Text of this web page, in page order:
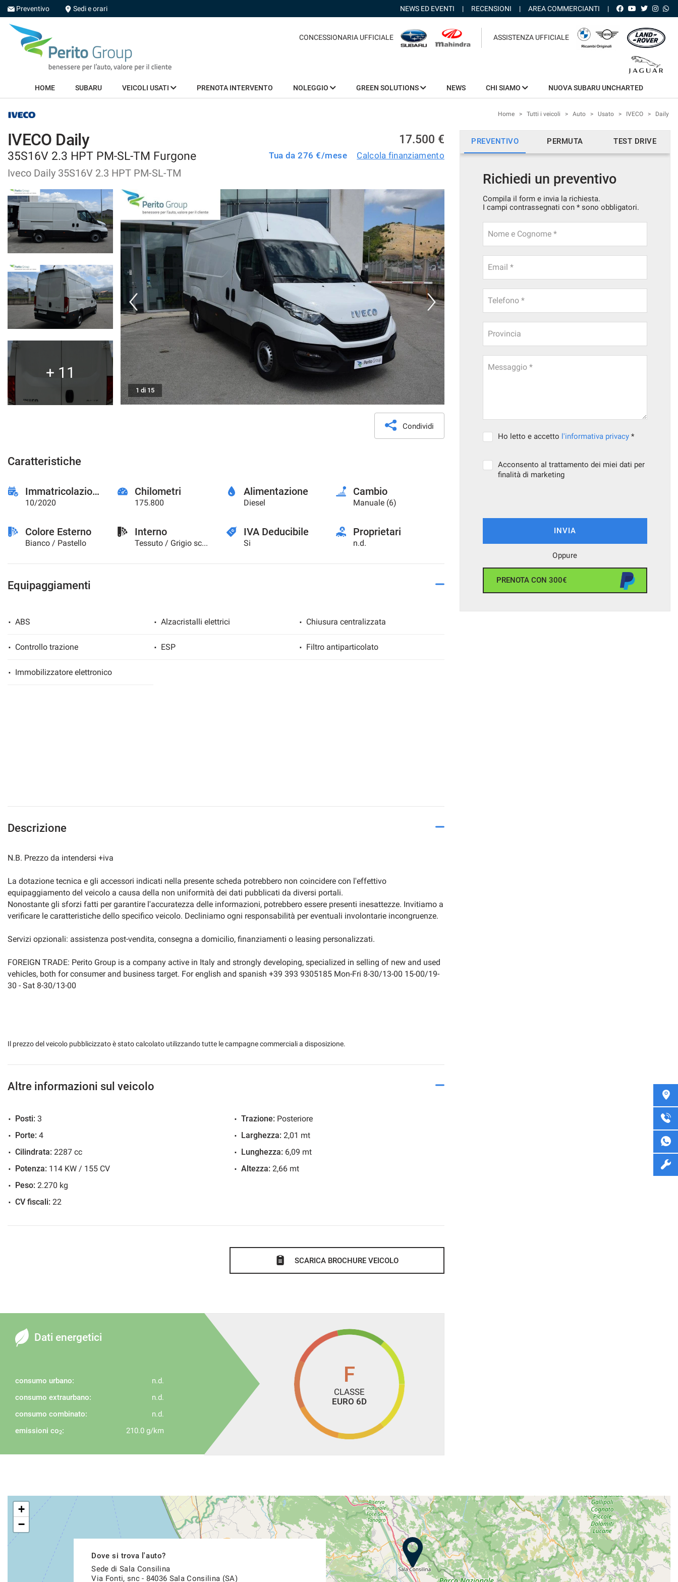
HOME
PRENOTA INTERVENTO
NOLEGGIO
GREEN SOLUTIONS
NEWS
CHI SIAMO
NUOVA SUBARU UNCHARTED
NEWS ED EVENTI
RECENSIONI
Preventivo Sedi e orari NEWS ED EVENTI RECENSIONI AREA COMMERCIANTI
CONCESSIONARIA UFFICIALE ASSISTENZA UFFICIALE
HOME SUBARU VEICOLI USATI PRENOTA INTERVENTO NOLEGGIO GREEN SOLUTIONS NEWS CHI SIAMO NUOVA SUBARU UNCHARTED
Home > Tutti i veicoli > Auto > Usato > IVECO > Daily
IVECO Daily
35S16V 2.3 HPT PM-SL-TM Furgone
17.500 €
Tua da276 €/mese Calcola finanziamento
Iveco Daily 35S16V 2.3 HPT PM-SL-TM
+ 11
1 di 15
Condividi
Caratteristiche
Immatricolazione
10/2020
Chilometri
175.800
Alimentazione
Diesel
Cambio
Manuale (6)
Colore Esterno
Bianco / Pastello
Interno
Tessuto / Grigio scuro
IVA Deducibile
Si
Proprietari
n.d.
Equipaggiamenti
ABS Alzacristalli elettrici Chiusura centralizzata
Controllo trazione ESP Filtro antiparticolato
Immobilizzatore elettronico
Descrizione
N.B. Prezzo da intendersi +iva
La dotazione tecnica e gli accessori indicati nella presente scheda potrebbero non coincidere con l'effettivo
equipaggiamento del veicolo a causa della non uniformità dei dati pubblicati da diversi portali.
Nonostante gli sforzi fatti per garantire l'accuratezza delle informazioni, potrebbero essere presenti inesattezze. Invitiamo a
verificare le caratteristiche dello specifico veicolo. Decliniamo ogni responsabilità per eventuali involontarie incongruenze.
Servizi opzionali: assistenza post-vendita, consegna a domicilio, finanziamenti o leasing personalizzati.
FOREIGN TRADE: Perito Group is a company active in Italy and strongly developing, specialized in selling of new and used
vehicles, both for consumer and business target. For english and spanish +39 393 9305185 Mon-Fri 8-30/13-00 15-00/19-
30 - Sat 8-30/13-00
Il prezzo del veicolo pubblicizzato è stato calcolato utilizzando tutte le campagne commerciali a disposizione.
Altre informazioni sul veicolo
Posti: 3
Porte: 4
Cilindrata: 2287 cc
Potenza: 114 KW / 155 CV
Peso: 2.270 kg
CV fiscali: 22
Trazione: Posteriore
Larghezza: 2,01 mt
Lunghezza: 6,09 mt
Altezza: 2,66 mt
SCARICA BROCHURE VEICOLO
Dati energetici
consumo urbano:
n.d.
consumo extraurbano:
n.d.
consumo combinato:
n.d.
emissioni co2: 210.0 g/km
F
CLASSE
EURO 6D
PREVENTIVO PERMUTA TEST DRIVE
Richiedi un preventivo
Compila il form e invia la richiesta.
I campi contrassegnati con * sono obbligatori.
Nome e Cognome *
Email *
Telefono *
Provincia
Messaggio *
Ho letto e accetto l'informativa privacy *
Acconsento al trattamento dei miei dati per
finalità di marketing
INVIA
Oppure
PRENOTA CON 300€
Dove si trova l'auto?
Sede di Sala Consilina
Via Fonti, snc - 84036 Sala Consilina (SA)
+
−